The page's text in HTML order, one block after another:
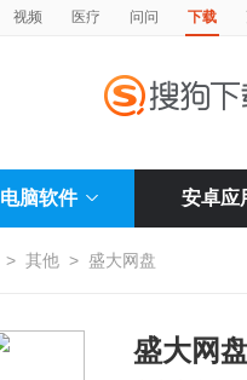
视频 医疗 问问 下载
电脑软件 安卓应
> 其他 > 盛大网盘
盛大网